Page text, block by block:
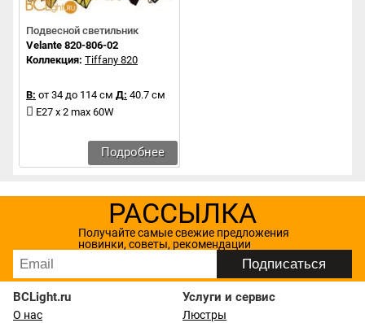
Подвесной светильник
Velante 820-806-02
Коллекция: Tiffany 820
В: от 34 до 114 см Д: 40.7 см
E27 x 2 max 60W
Подробнее
РАССЫЛКА
Получайте самые свежие предложения
новинки, советы, рекомендации
BCLight.ru
О нас
Услуги и сервис
Люстры